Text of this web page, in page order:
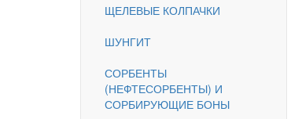
ЩЕЛЕВЫЕ КОЛПАЧКИ
ШУНГИТ
СОРБЕНТЫ
(НЕФТЕСОРБЕНТЫ) И
СОРБИРУЮЩИЕ БОНЫ